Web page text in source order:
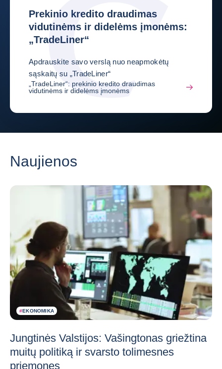
Prekinio kredito draudimas
vidutinėms ir didelėms įmonėms:
„TradeLiner“
Apdrauskite savo verslą nuo neapmokėtų
sąskaitų su „TradeLiner“
„TradeLiner“: prekinio kredito draudimas
vidutinėms ir didelėms įmonėms
Naujienos
#EKONOMIKA
Jungtinės Valstijos: Vašingtonas griežtina
muitų politiką ir svarsto tolimesnes
priemones